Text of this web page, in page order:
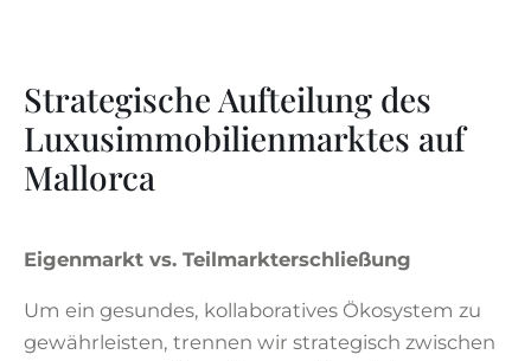
Strategische Aufteilung des
Luxusimmobilienmarktes auf
Mallorca
Eigenmarkt vs. Teilmarkterschließung
Um ein gesundes, kollaboratives Ökosystem zu
gewährleisten, trennen wir strategisch zwischen